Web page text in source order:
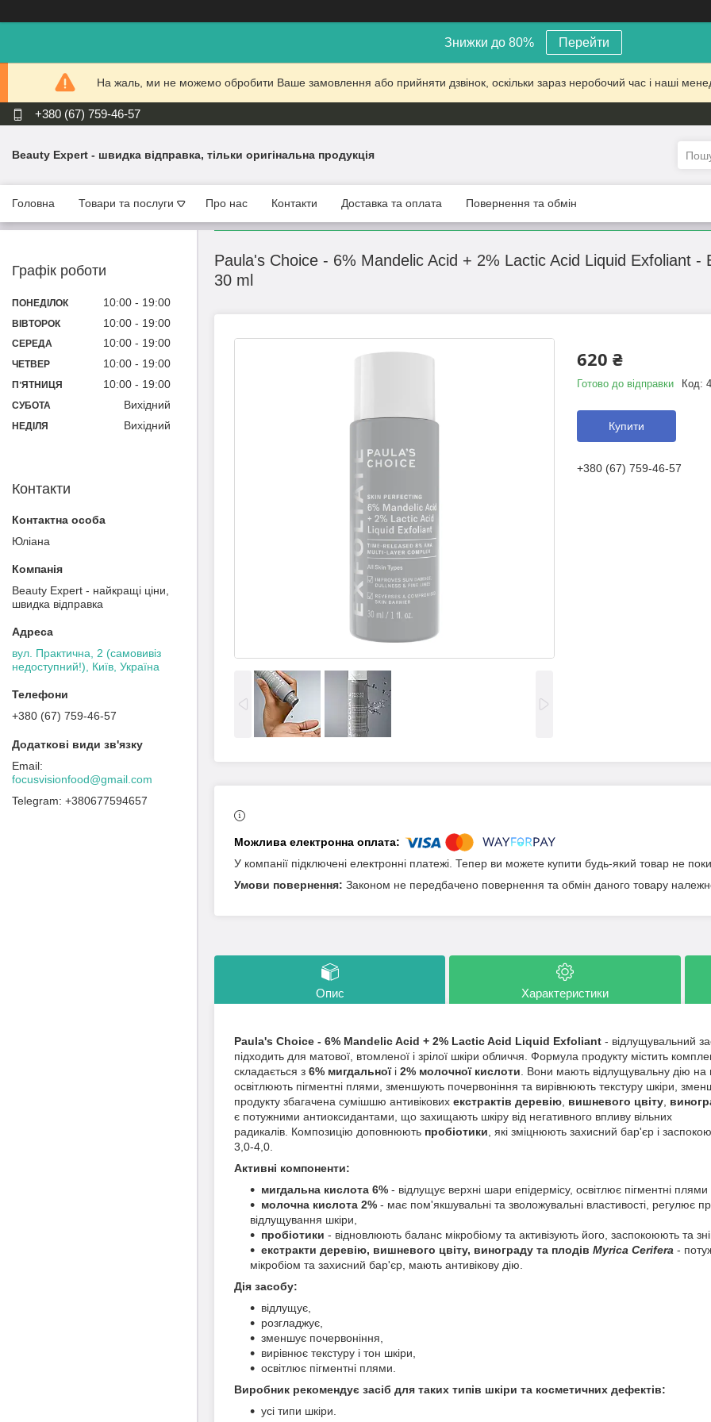
Знижки до 80% Перейти
На жаль, ми не можемо обробити Ваше замовлення або прийняти дзвінок, оскільки зараз неробочий час і наші
+380 (67) 759-46-57
Beauty Expert - швидка відправка, тільки оригінальна продукція
Головна Товари та послуги Про нас Контакти Доставка та оплата Повернення та обмін
Paula's Choice - 6% Mandelic Acid + 2% Lactic Acid Liquid Exfoliant -
30 ml
620 ₴
Готово до відправки Код:
Купити
+380 (67) 759-46-57
У компанії підключені електронні платежі. Тепер ви можете купити будь-який товар не
Законом не передбачено повернення та обмін даного товару
Опис Характеристики
Paula's Choice - 6% Mandelic Acid + 2% Lactic Acid Liquid Exfoliant - відлущувальний
підходить для матової, втомленої і зрілої шкіри обличчя. Формула продукту містить
складається з 6% мигдальноїі 2% молочної кислоти . Вони мають відлущувальну дію на
освітлюють пігментні плями, зменшують почервоніння та вирівнюють текстуру шкіри,
продукту збагачена сумішшю антивікових екстрактів деревію вишневого цвіту
є потужними антиоксидантами, що захищають шкіру від негативного впливу вільних
радикалів. Композицію доповнюють пробіотики , які зміцнюють захисний бар'єр і
3,0-4,0.
Активні компоненти:
мигдальна кислота 6% - відлущує верхні шари епідермісу, освітлює пігментні плями
молочна кислота 2% - має пом'якшувальні та зволожувальні властивості, регулює
відлущування шкіри,
пробіотики - відновлюють баланс мікробіому та активізують його, заспокоюють та
екстракти деревію, вишневого цвіту, винограду та плодів Myrica Cerifera -
мікробіом та захисний бар'єр, мають антивікову дію.
Дія засобу:
відлущує,
розгладжує,
зменшує почервоніння,
вирівнює текстуру і тон шкіри,
освітлює пігментні плями.
Виробник рекомендує засіб для таких типів шкіри та косметичних дефектів:
усі типи шкіри.
Графік роботи
ПОНЕДІЛОК 10:00 19:00
ВІВТОРОК 10:00 19:00
СЕРЕДА 10:00 19:00
ЧЕТВЕР 10:00 19:00
ПʼЯТНИЦЯ 10:00 19:00
СУБОТА Вихідний
НЕДІЛЯ Вихідний
Контакти
Юліана
Beauty Expert - найкращі ціни,
швидка відправка
вул. Практична, 2 (самовивіз
недоступний!), Київ, Україна
+380 (67) 759-46-57
focusvisionfood@gmail.com
+380677594657